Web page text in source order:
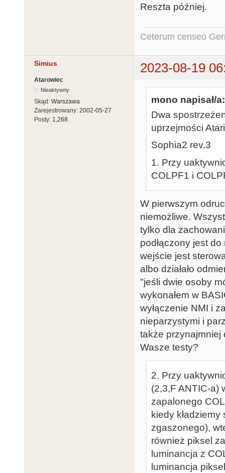
Reszta później.
Ceterum censeo
Simius 2023-08-19
Atarowiec
Nieaktywny
Skąd: Warszawa
Zarejestrowany: 2002-05-27
Posty: 1,268
mono napisał/a:
Dwa
uprzejmości
Sophia2 rev.3
1. Przy
COLPF1 i
W pierwszym
niemożliwe.
tylko dla
podłączony jest
wejście jest
albo działało
"jeśli dwie osoby
wykonałem w
wyłączenie NMI i
nieparzystymi i
także przynajmniej
Wasze testy?
2. Przy
(2,3,F ANTIC-a)
zapalonego
kiedy
zgaszonego),
również piksel
luminancja z
luminancja